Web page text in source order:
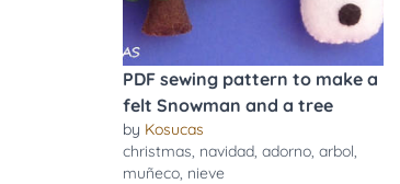
PDF sewing pattern to make a
felt Snowman and a tree
by Kosucas
christmas, navidad, adorno, arbol,
muñeco, nieve